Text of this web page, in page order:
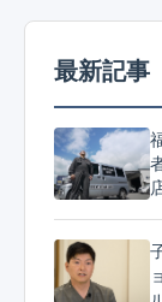
最新記事